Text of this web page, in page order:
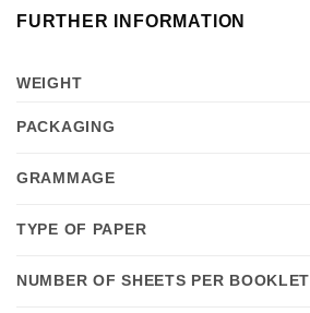
FURTHER INFORMATION
WEIGHT
PACKAGING
GRAMMAGE
TYPE OF PAPER
NUMBER OF SHEETS PER BOOKLET